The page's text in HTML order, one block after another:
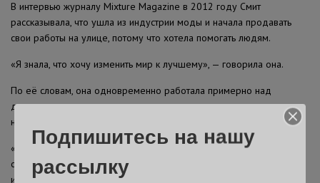
В интервью журналу Mixture Magazine в 2012 году Смит
рассказывала, что ушла из индустрии моды и начала продавать
свои работы на улице, потому что хотела помогать людям.
«Я знала, что хочу изменить мир к лучшему», — говорила она.
По её словам, она одновременно работала примерно над
десятью произведениями искусства и иногда не спала по
нескольку суток подряд.
«Периодами это становилось настолько критично, что я
оказывалась в больнице из-за нехватки сна», — призналась Смит
изданию.
Подпишитесь на нашу
рассылку